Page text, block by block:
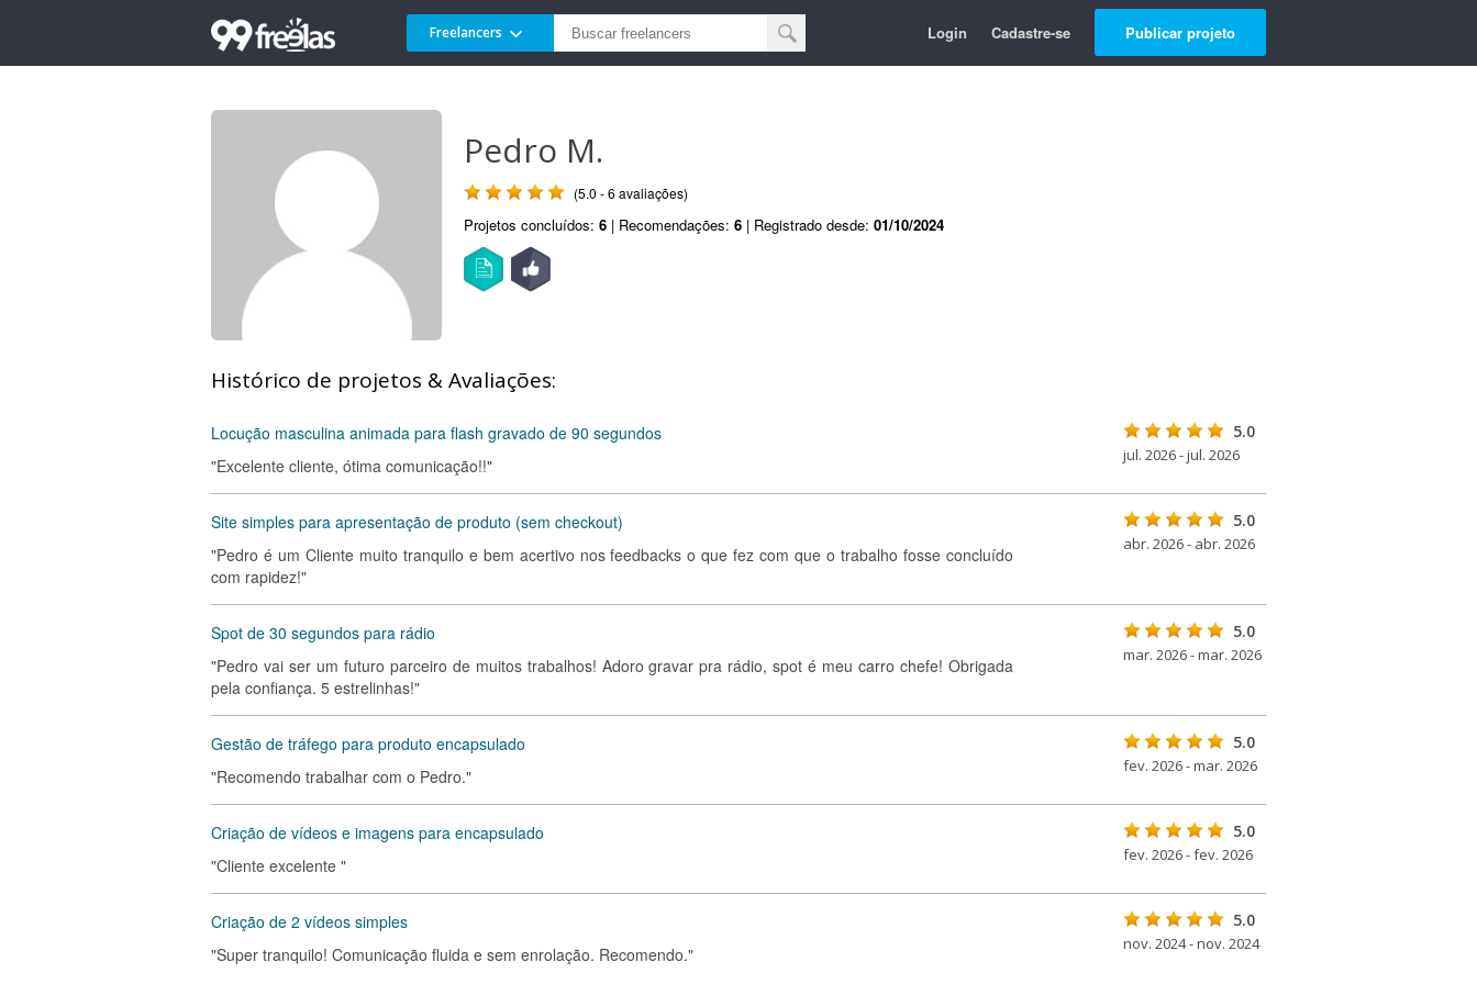
Freelancers Login Cadastre-se Publicar projeto
Pedro M.
(5.0 - 6 avaliações)
Projetos concluídos: 6 | Recomendações: 6 | Registrado desde: 01/10/2024
Histórico de projetos & Avaliações:
Locução masculina animada para flash gravado de 90 segundos
"Excelente cliente, ótima comunicação!!"
5.0
jul. 2026 - jul. 2026
Site simples para apresentação de produto (sem checkout)
"Pedro é um Cliente muito tranquilo e bem acertivo nos feedbacks o que fez com que o trabalho fosse concluído
com rapidez!"
5.0
abr. 2026 - abr. 2026
Spot de 30 segundos para rádio
"Pedro vai ser um futuro parceiro de muitos trabalhos! Adoro gravar pra rádio, spot é meu carro chefe! Obrigada
pela confiança. 5 estrelinhas!"
5.0
mar. 2026 - mar. 2026
Gestão de tráfego para produto encapsulado
"Recomendo trabalhar com o Pedro."
5.0
fev. 2026 - mar. 2026
Criação de vídeos e imagens para encapsulado
"Cliente excelente "
5.0
fev. 2026 - fev. 2026
Criação de 2 vídeos simples
"Super tranquilo! Comunicação fluida e sem enrolação. Recomendo."
5.0
nov. 2024 - nov. 2024